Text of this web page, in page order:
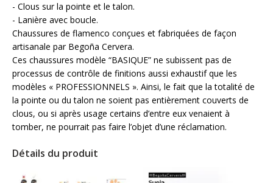
- Clous sur la pointe et le talon.
- Lanière avec boucle.
Chaussures de flamenco conçues et fabriquées de façon
artisanale par Begoña Cervera.
Ces chaussures modèle “BASIQUE” ne subissent pas de
processus de contrôle de finitions aussi exhaustif que les
modèles « PROFESSIONNELS ». Ainsi, le fait que la totalité de
la pointe ou du talon ne soient pas entièrement couverts de
clous, ou si après usage certains d’entre eux venaient à
tomber, ne pourrait pas faire l’objet d’une réclamation.
Détails du produit